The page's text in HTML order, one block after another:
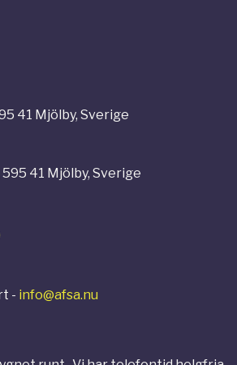
41 Mjölby, Sverige
41 Mjölby, Sverige
- info@afsa.nu